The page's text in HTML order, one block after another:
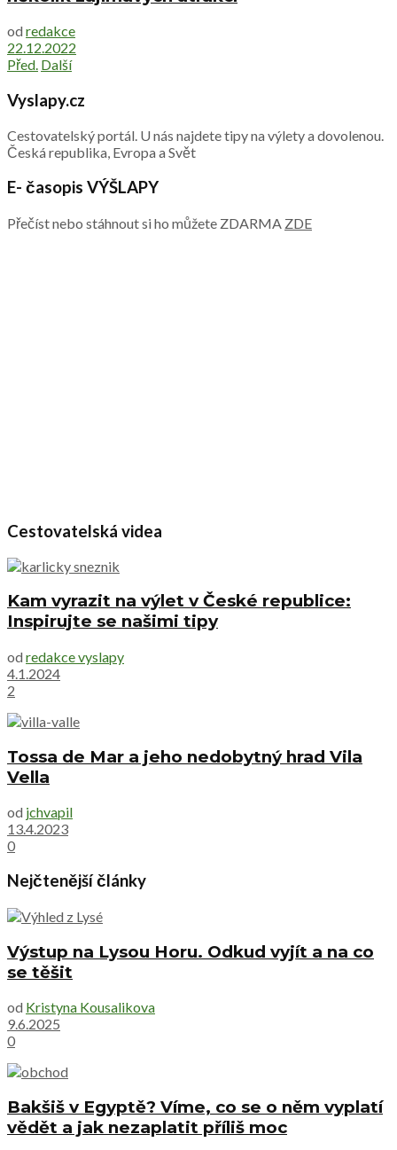
od redakce
22.12.2022
Před. Další
Vyslapy.cz
Cestovatelský portál. U nás najdete tipy na výlety a dovolenou.
Česká republika, Evropa a Svět
E- časopis VÝŠLAPY
Přečíst nebo stáhnout si ho můžete ZDARMA ZDE
Cestovatelská videa
Kam vyrazit na výlet v České republice:
Inspirujte se našimi tipy
od redakce vyslapy
4.1.2024
2
Tossa de Mar a jeho nedobytný hrad Vila
Vella
od jchvapil
13.4.2023
0
Nejčtenější články
Výstup na Lysou Horu. Odkud vyjít a na co
se těšit
od Kristyna Kousalikova
9.6.2025
0
Bakšiš v Egyptě? Víme, co se o něm vyplatí
vědět a jak nezaplatit příliš moc